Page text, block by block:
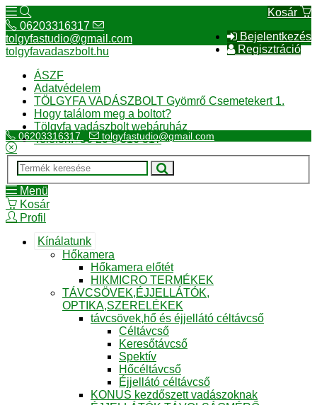
Kosár
Bejelentkezés
Regisztráció
06203316317
tolgyfastudio@gmail.com
tolgyfavadaszbolt.hu
ÁSZF
Adatvédelem
TÖLGYFA VADÁSZBOLT Gyömrő Csemetekert 1.
Hogy találom meg a boltot?
Tölgyfa vadászbolt webáruház
Telefon:+36 20 3 316 317
06203316317 tolgyfastudio@gmail.com
Menü
Kosár
Profil
Kínálatunk
Hőkamera
Hőkamera előtét
HIKMICRO TERMÉKEK
TÁVCSÖVEK,ÉJJELLÁTÓK,
OPTIKA,SZERELÉKEK
távcsövek,hő és éjjellátó céltávcső
Céltávcső
Keresőtávcső
Spektív
Hőcéltávcső
Éjjellátó céltávcső
KONUS kezdőszett vadászoknak